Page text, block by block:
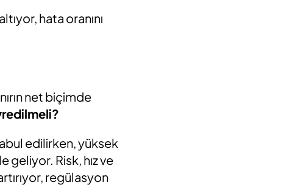
hata oranını
net biçimde
edilirken, yüksek
geliyor. Risk, hız ve
regülasyon